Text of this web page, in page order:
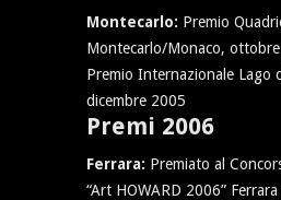
Montecarlo: Premio
Montecarlo/Monaco,
Premio Internazionale Lago
dicembre 2005
Premi 2006
Ferrara: Premiato al
“Art HOWARD 2006” Ferrara